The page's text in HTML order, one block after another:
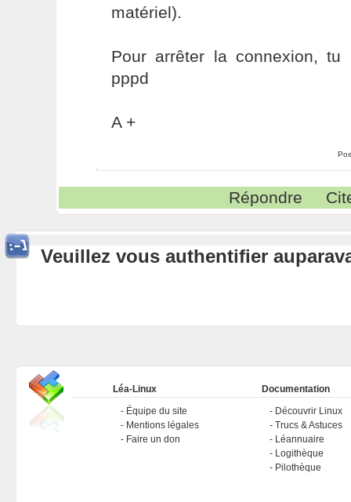
matériel).
Pour arrêter la connexion,
pppd
A +
Répondre
Veuillez vous authentifier
Léa-Linux
Équipe du site
Mentions légales
Faire un don
Documentation
Découvrir Linux
Trucs & Astuces
Léannuaire
Logithèque
Pilothèque